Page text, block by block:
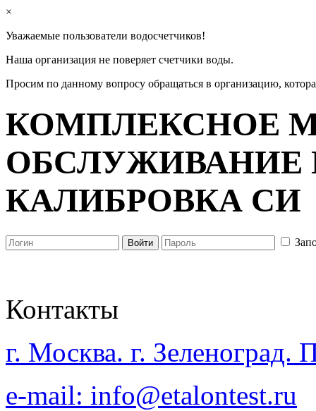
×
Уважаемые пользователи водосчетчиков!
Наша организация не поверяет счетчики воды.
Просим по данному вопросу обращаться в организацию,
КОМПЛЕКСНОЕ
ОБСЛУЖИВАНИЕ
КАЛИБРОВКА СИ
Контакты
г. Москва. г. Зеленоград.
e-mail: info@etalontest.ru